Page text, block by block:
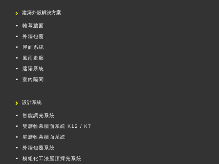
建築外殼解決方案
帷幕牆面
外牆包覆
屋面系統
風雨走廊
遮陽系統
室內隔間
設計系統
智能調光系統
雙層帷幕牆面系統 K12 / K7
單層帷幕牆面系統
外牆包覆系統
模組化工法屋頂採光系統